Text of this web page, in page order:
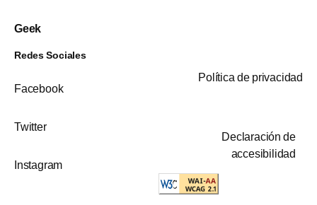
Geek
Redes Sociales
Facebook
Twitter
Instagram
Política de privacidad
Declaración de
accesibilidad